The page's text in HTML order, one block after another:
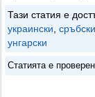
Тази статия е
украински сръбски
унгарски
Статията е